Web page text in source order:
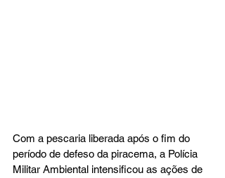
Com a pescaria liberada após o fim do
período de defeso da piracema, a Polícia
Militar Ambiental intensificou as ações de